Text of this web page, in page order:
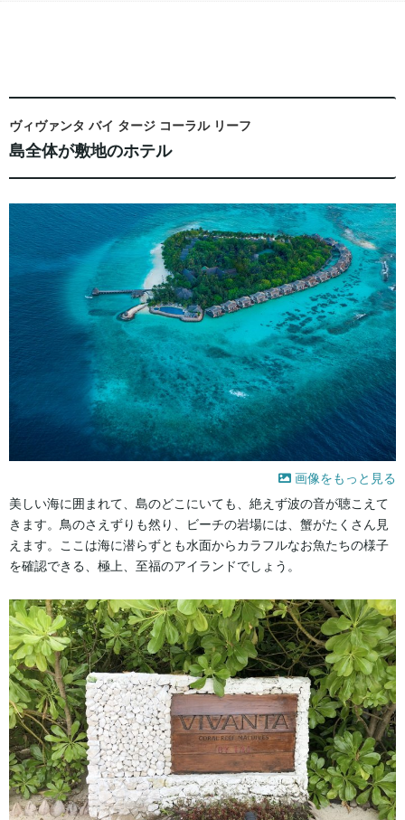
ヴィヴァンタ バイ タージ コーラル リーフ
島全体が敷地のホテル
画像をもっと見る
美しい海に囲まれて、島のどこにいても、絶えず波の音が聴こえて
きます。鳥のさえずりも然り、ビーチの岩場には、蟹がたくさん見
えます。ここは海に潜らずとも水面からカラフルなお魚たちの様子
を確認できる、極上、至福のアイランドでしょう。